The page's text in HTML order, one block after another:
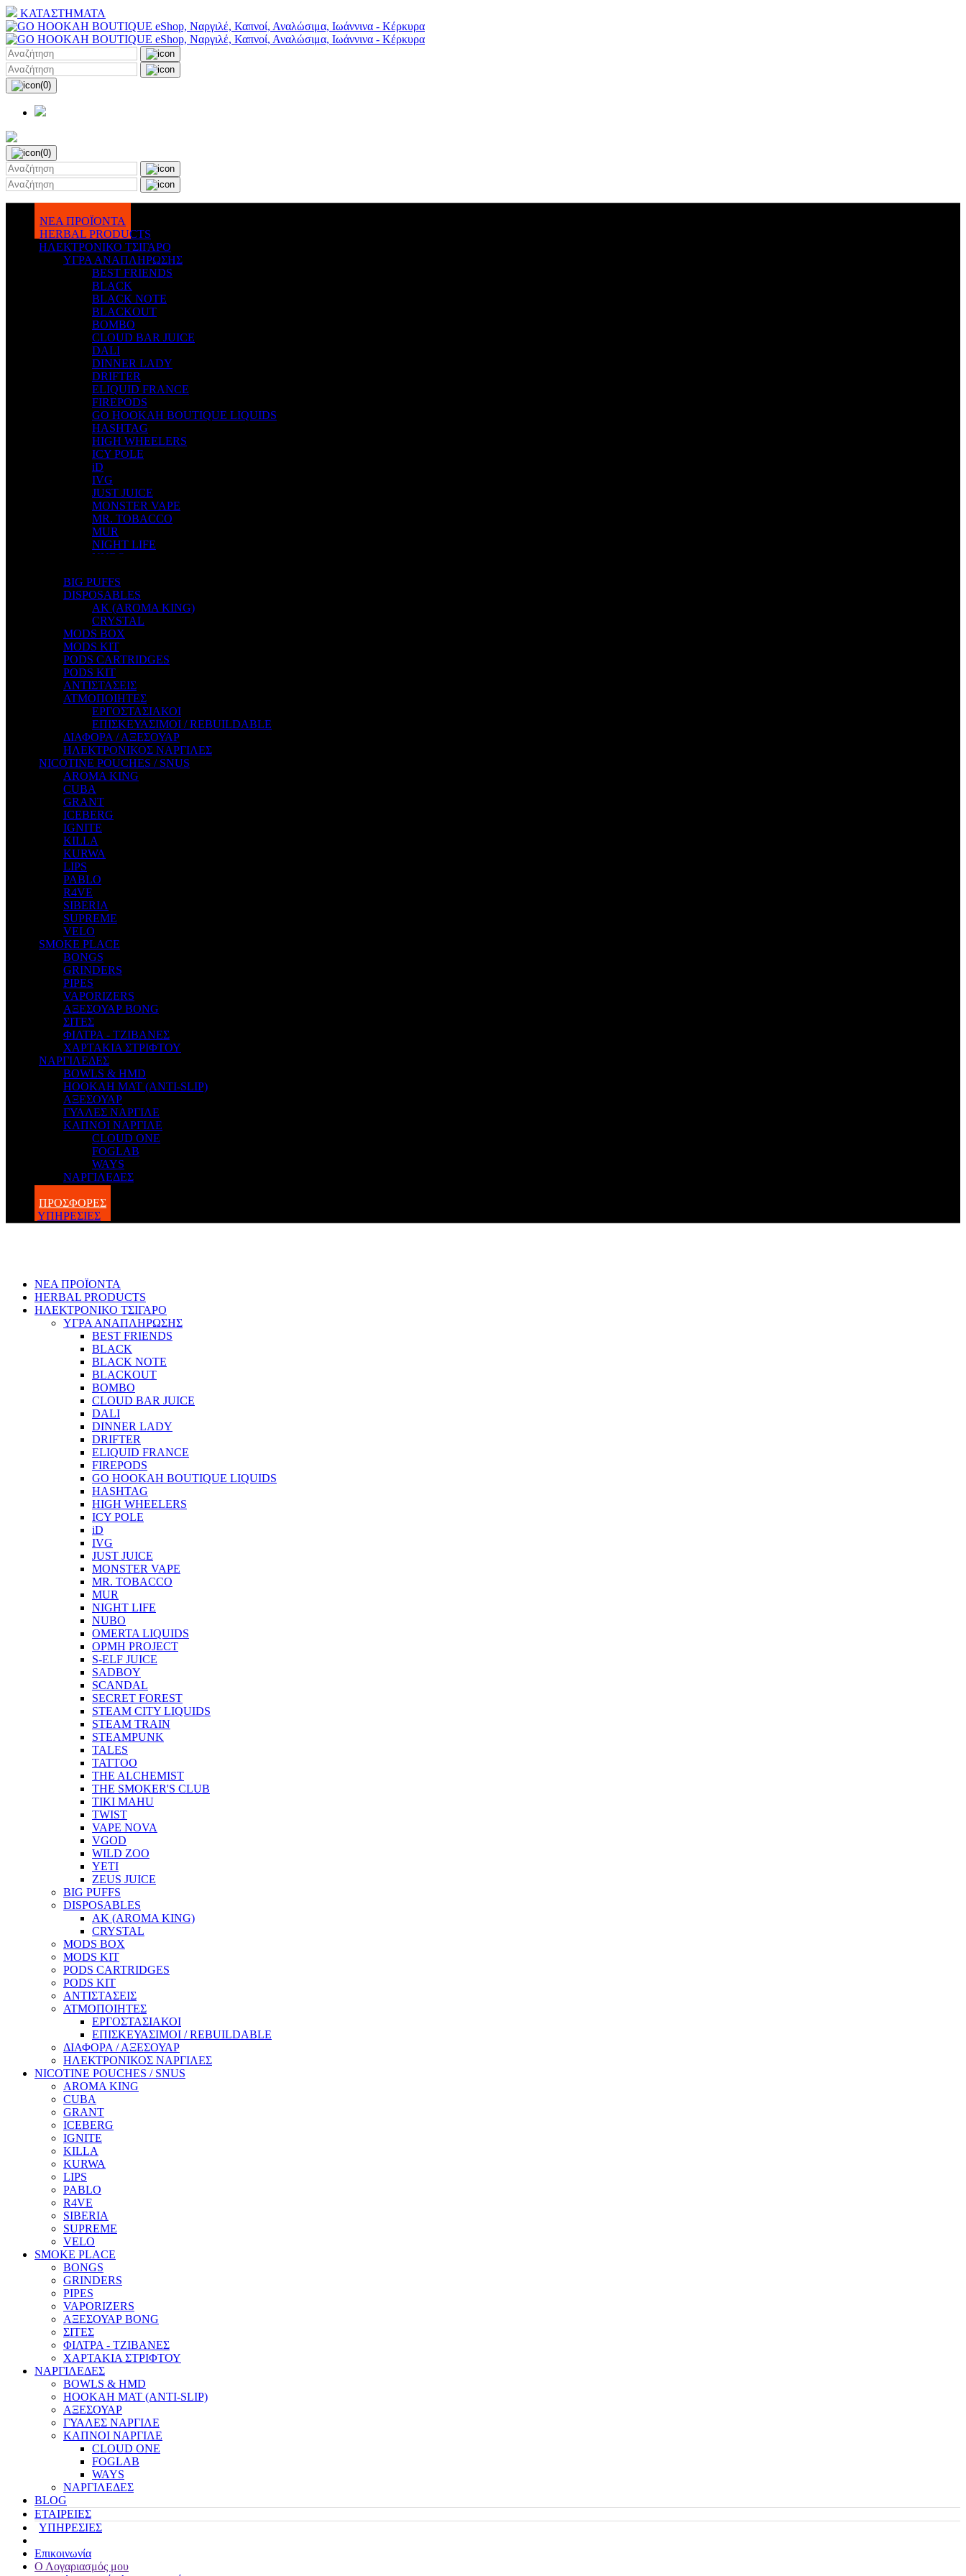
ΚΑΤΑΣΤΗΜΑΤΑ
(0)
(0)
ΝΕΑ ΠΡΟΪΟΝΤΑ
HERBAL PRODUCTS
ΗΛΕΚΤΡΟΝΙΚΟ ΤΣΙΓΑΡΟ
ΥΓΡΑ ΑΝΑΠΛΗΡΩΣΗΣ
BEST FRIENDS
BLACK
BLACK NOTE
BLACKOUT
BOMBO
CLOUD BAR JUICE
DALI
DINNER LADY
DRIFTER
ELIQUID FRANCE
FIREPODS
GO HOOKAH BOUTIQUE LIQUIDS
HASHTAG
HIGH WHEELERS
ICY POLE
iD
IVG
JUST JUICE
MONSTER VAPE
MR. TOBACCO
MUR
NIGHT LIFE
NUBO
OPMH PROJECT
S-ELF JUICE
SADBOY
SCANDAL
SECRET FOREST
STEAM CITY LIQUIDS
STEAM TRAIN
STEAMPUNK
TALES
TATTOO
THE ALCHEMIST
THE SMOKER'S CLUB
TIKI MAHU
TWIST
VAPE NOVA
VGOD
WILD ZOO
YETI
ZEUS JUICE
BIG PUFFS
DISPOSABLES
AK (AROMA KING)
CRYSTAL
MODS BOX
MODS KIT
PODS CARTRIDGES
PODS KIT
ΑΝΤΙΣΤΑΣΕΙΣ
ΑΤΜΟΠΟΙΗΤΕΣ
ΕΡΓΟΣΤΑΣΙΑΚΟΙ
ΕΠΙΣΚΕΥΑΣΙΜΟΙ / REBUILDABLE
ΔΙΑΦΟΡΑ / ΑΞΕΣΟΥΑΡ
ΗΛΕΚΤΡΟΝΙΚΟΣ ΝΑΡΓΙΛΕΣ
NICOTINE POUCHES / SNUS
AROMA KING
CUBA
GRANT
ICEBERG
IGNITE
KILLA
KURWA
LIPS
PABLO
R4VE
SIBERIA
SUPREME
VELO
SMOKE PLACE
BONGS
GRINDERS
PIPES
VAPORIZERS
ΑΞΕΣΟΥΑΡ BONG
ΣΙΤΕΣ
ΦΙΛΤΡΑ - ΤΖΙΒΑΝΕΣ
ΧΑΡΤΑΚΙΑ ΣΤΡΙΦΤΟΥ
ΝΑΡΓΙΛΕΔΕΣ
BOWLS & HMD
HOOKAH MAT (ANTI-SLIP)
ΑΞΕΣΟΥΑΡ
ΓΥΑΛΕΣ ΝΑΡΓΙΛΕ
ΚΑΠΝΟΙ ΝΑΡΓΙΛΕ
CLOUD ONE
FOGLAB
WAYS
ΝΑΡΓΙΛΕΔΕΣ
ΠΡΟΣΦΟΡΕΣ
ΥΠΗΡΕΣΙΕΣ
ΝΕΑ ΠΡΟΪΟΝΤΑ
HERBAL PRODUCTS
ΗΛΕΚΤΡΟΝΙΚΟ ΤΣΙΓΑΡΟ
ΥΓΡΑ ΑΝΑΠΛΗΡΩΣΗΣ
BEST FRIENDS
BLACK
BLACK NOTE
BLACKOUT
BOMBO
CLOUD BAR JUICE
DALI
DINNER LADY
DRIFTER
ELIQUID FRANCE
FIREPODS
GO HOOKAH BOUTIQUE LIQUIDS
HASHTAG
HIGH WHEELERS
ICY POLE
iD
IVG
JUST JUICE
MONSTER VAPE
MR. TOBACCO
MUR
NIGHT LIFE
NUBO
OMERTA LIQUIDS
OPMH PROJECT
S-ELF JUICE
SADBOY
SCANDAL
SECRET FOREST
STEAM CITY LIQUIDS
STEAM TRAIN
STEAMPUNK
TALES
TATTOO
THE ALCHEMIST
THE SMOKER'S CLUB
TIKI MAHU
TWIST
VAPE NOVA
VGOD
WILD ZOO
YETI
ZEUS JUICE
BIG PUFFS
DISPOSABLES
AK (AROMA KING)
CRYSTAL
MODS BOX
MODS KIT
PODS CARTRIDGES
PODS KIT
ΑΝΤΙΣΤΑΣΕΙΣ
ΑΤΜΟΠΟΙΗΤΕΣ
ΕΡΓΟΣΤΑΣΙΑΚΟΙ
ΕΠΙΣΚΕΥΑΣΙΜΟΙ / REBUILDABLE
ΔΙΑΦΟΡΑ / ΑΞΕΣΟΥΑΡ
ΗΛΕΚΤΡΟΝΙΚΟΣ ΝΑΡΓΙΛΕΣ
NICOTINE POUCHES / SNUS
AROMA KING
CUBA
GRANT
ICEBERG
IGNITE
KILLA
KURWA
LIPS
PABLO
R4VE
SIBERIA
SUPREME
VELO
SMOKE PLACE
BONGS
GRINDERS
PIPES
VAPORIZERS
ΑΞΕΣΟΥΑΡ BONG
ΣΙΤΕΣ
ΦΙΛΤΡΑ - ΤΖΙΒΑΝΕΣ
ΧΑΡΤΑΚΙΑ ΣΤΡΙΦΤΟΥ
ΝΑΡΓΙΛΕΔΕΣ
BOWLS & HMD
HOOKAH MAT (ANTI-SLIP)
ΑΞΕΣΟΥΑΡ
ΓΥΑΛΕΣ ΝΑΡΓΙΛΕ
ΚΑΠΝΟΙ ΝΑΡΓΙΛΕ
CLOUD ONE
FOGLAB
WAYS
ΝΑΡΓΙΛΕΔΕΣ
BLOG
ΕΤΑΙΡΕΙΕΣ
ΥΠΗΡΕΣΙΕΣ
Επικοινωνία
Ο Λογαριασμός μου